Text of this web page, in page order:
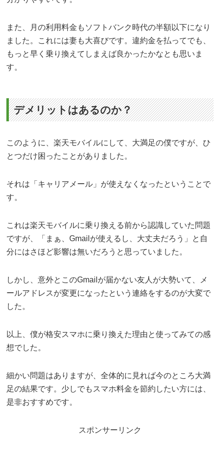
また、月の利用料金もソフトバンク時代の半額以下になり
ました。これには妻も大喜びです。違約金を払ってでも、
もっと早く乗り換えてしまえば良かったかなとも思いま
す。
デメリットはあるのか？
このように、楽天モバイルにして、大満足の僕ですが、ひ
とつだけ困ったことがありました。
それは「キャリアメール」が使えなくなったということで
す。
これは楽天モバイルに乗り換える前から認識していた問題
ですが、「まぁ、Gmailが使えるし、大丈夫だろう」と自
分にはさほど影響は無いだろうと思っていました。
しかし、意外とこのGmailが届かない友人が大勢いて、メ
ールアドレスが変更になったという連絡をするのが大変で
した。
以上、僕が格安スマホに乗り換えた理由と使ってみての感
想でした。
細かい問題はありますが、全体的に見れば今のところ大満
足の結果です。少しでもスマホ料金を節約したい方には、
是非おすすめです。
スポンサーリンク